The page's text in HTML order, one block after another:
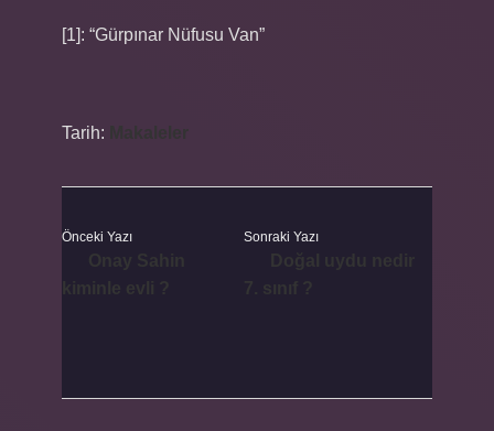
[1]: “Gürpınar Nüfusu Van”
Tarih:
Önceki Yazı Sonraki Yazı